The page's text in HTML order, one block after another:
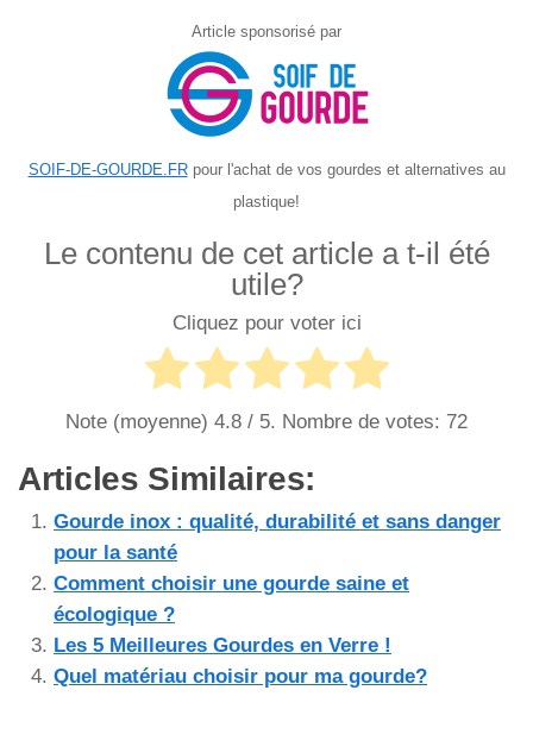
Article sponsorisé par
SOIF-DE-GOURDE.FRpour l'achat de vos gourdes et alternatives au
plastique!
Le contenu de cet article a t-il été
utile?
Cliquez pour voter ici
Note (moyenne) 4.8 / 5. Nombre de votes: 72
Articles Similaires:
Gourde inox : qualité, durabilité et sans danger
pour la santé
Comment choisir une gourde saine et
écologique ?
Les 5 Meilleures Gourdes en Verre !
Quel matériau choisir pour ma gourde?